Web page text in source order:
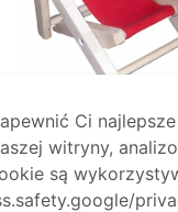
Leżak Mini
Dowiedz się
Ci
witryny,
są